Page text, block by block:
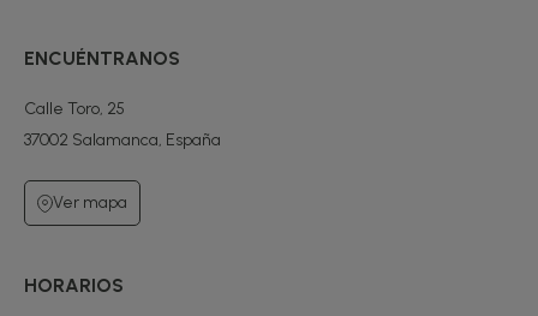
ENCUÉNTRANOS
Calle Toro, 25
37002 Salamanca, España
Ver mapa
HORARIOS